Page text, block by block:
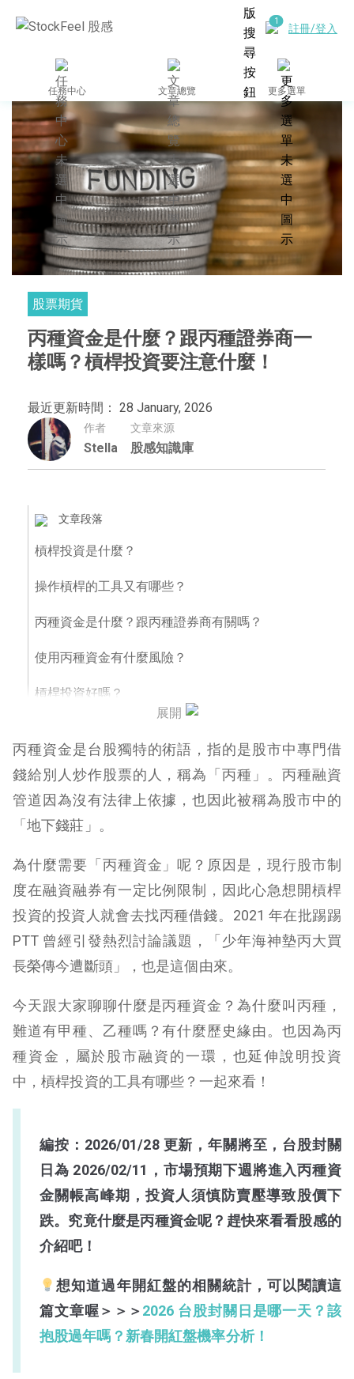
註冊/登入
任務中心 文章總覽 更多選單
股票期貨
丙種資金是什麼？跟丙種證券商一
樣嗎？槓桿投資要注意什麼！
最近更新時間： 28 January, 2026
作者
Stella
文章來源
股感知識庫
文章段落
槓桿投資是什麼？
操作槓桿的工具又有哪些？
丙種資金是什麼？跟丙種證券商有關嗎？
使用丙種資金有什麼風險？
槓桿投資好嗎？
展開
丙種資金是台股獨特的術語，指的是股市中專門借
錢給別人炒作股票的人，稱為「丙種」。丙種融資
管道因為沒有法律上依據，也因此被稱為股市中的
「地下錢莊」。
為什麼需要「丙種資金」呢？原因是，現行股市制
度在融資融券有一定比例限制，因此心急想開槓桿
投資的投資人就會去找丙種借錢。2021 年在批踢踢
PTT 曾經引發熱烈討論議題，「少年海神墊丙大買
長榮傳今遭斷頭」，也是這個由來。
今天跟大家聊聊什麼是丙種資金？為什麼叫丙種，
難道有甲種、乙種嗎？有什麼歷史緣由。也因為丙
種資金，屬於股市融資的一環，也延伸說明投資
中，槓桿投資的工具有哪些？一起來看！
編按：2026/01/28 更新，年關將至，台股封關
日為 2026/02/11，市場預期下週將進入丙種資
金關帳高峰期，投資人須慎防賣壓導致股價下
跌。究竟什麼是丙種資金呢？趕快來看看股感的
介紹吧！
想知道過年開紅盤的相關統計，可以閱讀這
篇文章喔＞＞＞2026 台股封關日是哪一天？該
抱股過年嗎？新春開紅盤機率分析！